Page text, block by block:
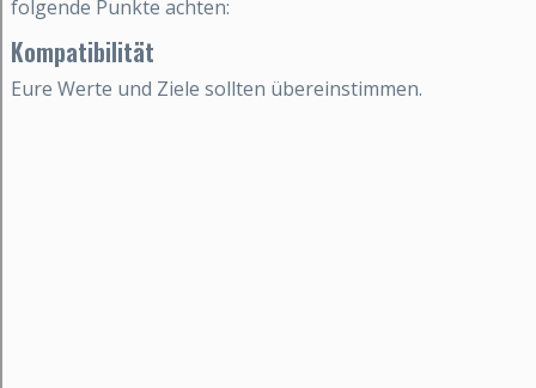
folgende Punkte achten:
Kompatibilität
Eure Werte und Ziele sollten übereinstimmen.